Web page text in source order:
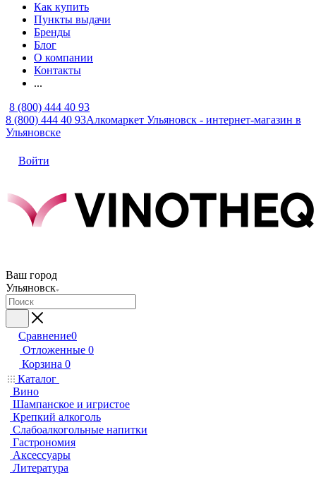
Как купить
Пункты выдачи
Бренды
Блог
О компании
Контакты
...
8 (800) 444 40 93
8 (800) 444 40 93Алкомаркет Ульяновск - интернет-магазин в
Ульяновске
Войти
Ваш город
Ульяновск
Сравнение0
Отложенные 0
Корзина 0
Каталог
Вино
Шампанское и игристое
Крепкий алкоголь
Слабоалкогольные напитки
Гастрономия
Аксессуары
Литература